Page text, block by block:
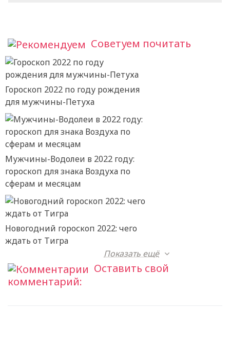
Советуем почитать
Гороскоп 2022 по году рождения
для мужчины-Петуха
Мужчины-Водолеи в 2022 году:
гороскоп для знака Воздуха по
сферам и месяцам
Новогодний гороскоп 2022: чего
ждать от Тигра
Показать ещё
Оставить свой
комментарий: